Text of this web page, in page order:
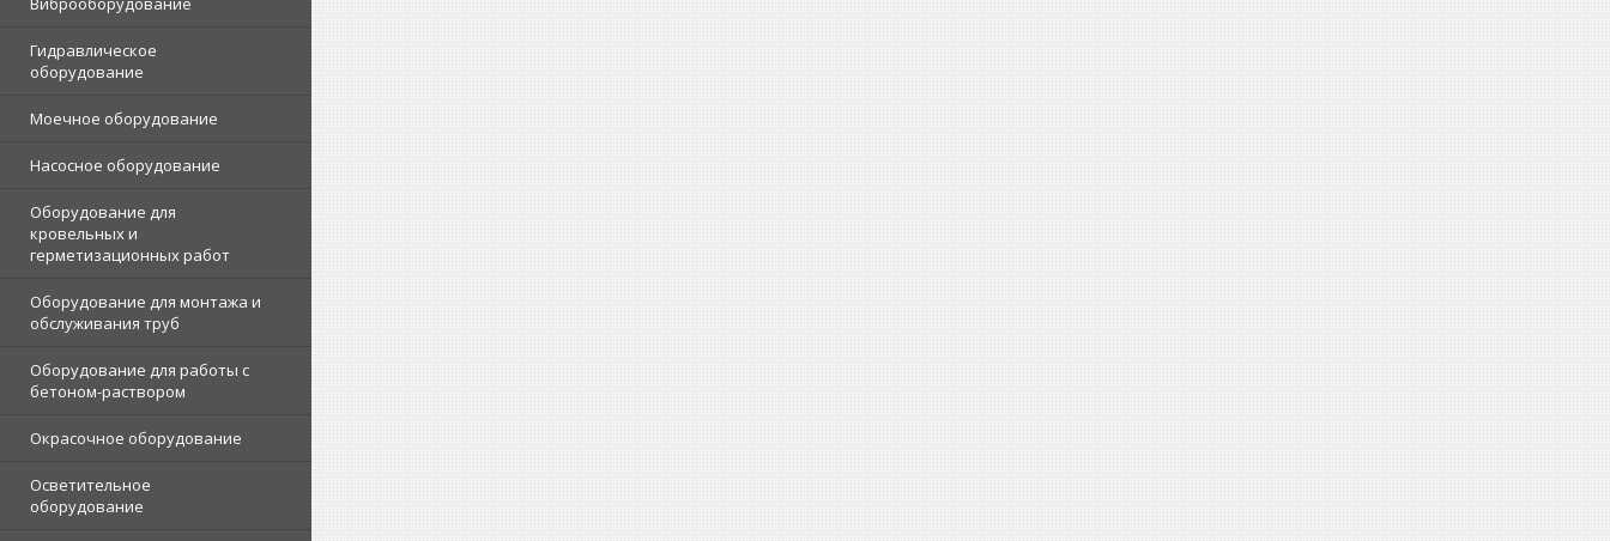
Гидравлическое
оборудование
Моечное оборудование
Насосное оборудование
Оборудование для
кровельных и
герметизационных работ
Оборудование для монтажа и
обслуживания труб
Оборудование для работы с
бетоном-раствором
Окрасочное оборудование
Осветительное
оборудование